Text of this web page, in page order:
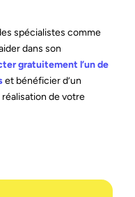
spécialistes comme
dans son
gratuitement l’un de
et bénéficier d’un
de votre